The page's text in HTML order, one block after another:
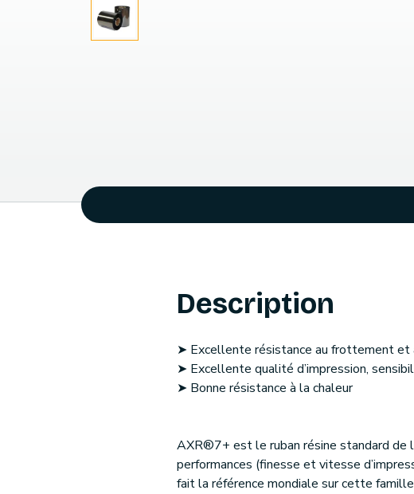
Description
➤ Excellente résistance au frottement et
➤ Excellente qualité d’impression,
➤ Bonne résistance à la chaleur
AXR®7+ est le ruban résine standard de
performances (finesse et vitesse
fait la référence mondiale sur cette